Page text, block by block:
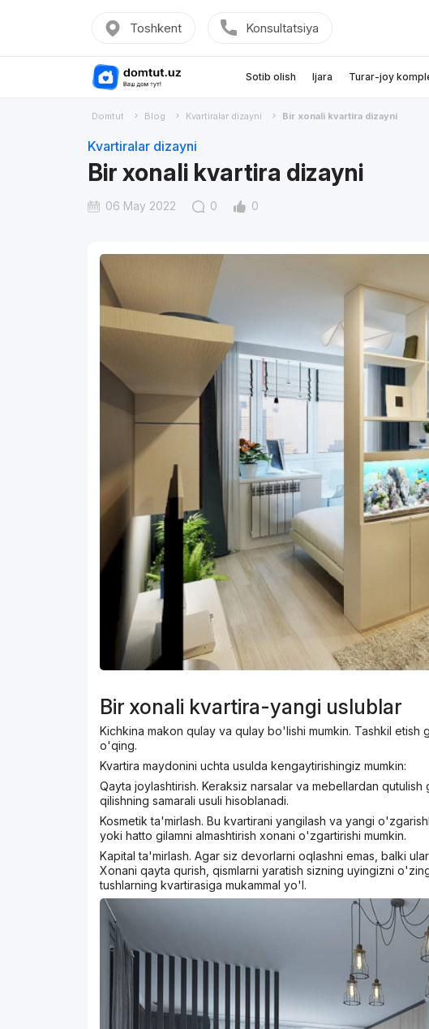
Toshkent Konsultatsiya
Sotib olish Ijara Turar-joy
Domtut Blog Kvartiralar dizayni Bir xonali kvartira dizayni
Kvartiralar dizayni
Bir xonali kvartira dizayni
06 May 2022 0 0
Bir xonali kvartira-yangi uslublar
Kichkina makon qulay va qulay bo'lishi mumkin. Tashkil
o'qing.
Kvartira maydonini uchta usulda kengaytirishingiz mumkin:
Qayta joylashtirish. Keraksiz narsalar va mebellardan
qilishning samarali usuli hisoblanadi.
Kosmetik ta'mirlash. Bu kvartirani yangilash va yangi
yoki hatto gilamni almashtirish xonani o'zgartirishi mumkin.
Kapital ta'mirlash. Agar siz devorlarni oqlashni emas, balki
Xonani qayta qurish, qismlarni yaratish sizning uyingizni
tushlarning kvartirasiga mukammal yo'l.